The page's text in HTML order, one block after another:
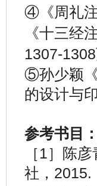
④《周礼
《十三经
1307-1308
⑤孙少颖
的设计与
参考书目：
［1］陈
社，2015.